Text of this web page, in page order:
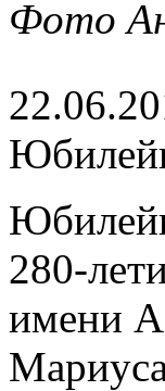
Фото
280-
имени